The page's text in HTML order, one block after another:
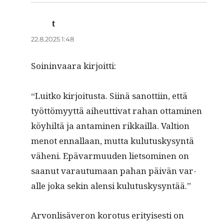
t
22.8.2025 1:48
Soin­in­vaara kirjoitti:
“Luitko kir­joi­tus­ta. Siinä san­ot­ti­in, että
työt­tömyyt­tä aiheut­ti­vat rahan otta­mi­nen
köy­hiltä ja anta­mi­nen rikkail­la. Val­tion
menot ennal­laan, mut­ta kulu­tuskysyn­tä
väheni. Epä­var­muu­den liet­somi­nen on
saanut varautu­maan pahan päivän var­
alle joka sekin alen­si kulutuskysyntää.”
Arvon­lisäveron koro­tus eri­tyis­es­ti on